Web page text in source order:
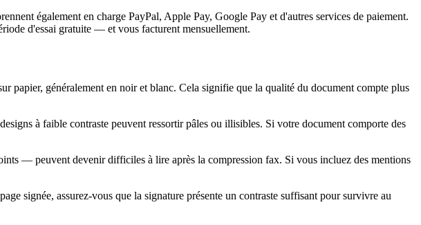
également en charge PayPal, Apple Pay, Google Pay et d'autres services de paiement.
d'essai gratuite — et vous facturent mensuellement.
papier, généralement en noir et blanc. Cela signifie que la qualité du document compte plus
à faible contraste peuvent ressortir pâles ou illisibles. Si votre document comporte des
— peuvent devenir difficiles à lire après la compression fax. Si vous incluez des mentions
signée, assurez-vous que la signature présente un contraste suffisant pour survivre au